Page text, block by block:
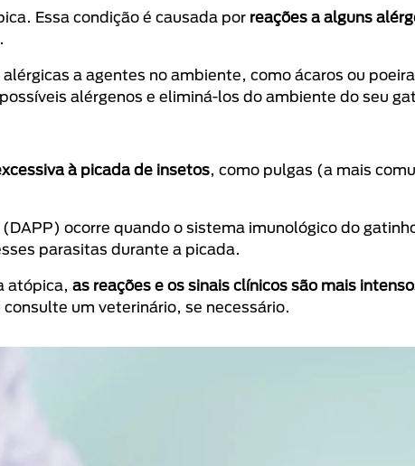
Essa condição é causada por reações a alguns
a agentes no ambiente, como ácaros ou
alérgenos e eliminá-los do ambiente do seu
à picada de insetos, como pulgas (a mais
ocorre quando o sistema imunológico do
parasitas durante a picada.
atópica, as reações e os sinais clínicos são mais
um veterinário, se necessário.